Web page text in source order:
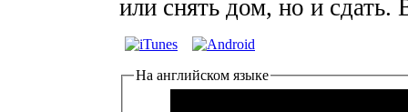
или снять дом, но и сдать.
На английском языке